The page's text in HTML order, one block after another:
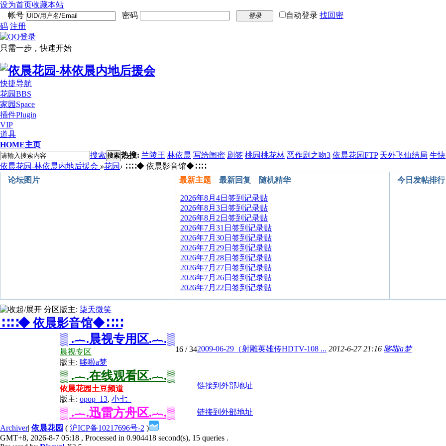
设为首页收藏本站
帐号
密码 登录 自动登录 找回密
码 注册
只需一步，快速开始
快捷导航
花园BBS
家园 Space
插件Plugin
VIP
道具
HOME主页
搜索 搜索热搜: 兰陵王 林依晨 写给闺蜜 剧签 桃园桃花林 恶作剧之吻3 依晨花园FTP 天外飞仙结局 生快
依晨花园-林依晨内地后援会 »花园 › ∷∷◆ 依晨影音馆◆∷∷
论坛图片
最新主题 最新回复 随机精华
2026年8月4日签到记录贴
2026年8月3日签到记录贴
2026年8月2日签到记录贴
2026年7月31日签到记录贴
2026年7月30日签到记录贴
2026年7月29日签到记录贴
2026年7月28日签到记录贴
2026年7月27日签到记录贴
2026年7月26日签到记录贴
2026年7月22日签到记录贴
今日发帖排行
分区版主: 柒天微笑
∷∷◆ 依晨影音馆◆∷∷
▒ .︷.晨视专用区.︷.▒
晨视专区
版主: 哆啦a梦
16 / 342009-06-29（射雕英雄传HDTV-108 ... 2012-6-27 21:16 哆啦a梦
▒ .︷.在线观看区.︷.▒
依晨花园土豆频道
版主: opop_13, 小七_
链接到外部地址
▒ .︷.迅雷方舟区.︷.▒
链接到外部地址
Archiver| 依晨花园 ( 沪ICP备10217696号-2 )
GMT+8, 2026-8-7 05:18 , Processed in 0.904418 second(s), 15 queries .